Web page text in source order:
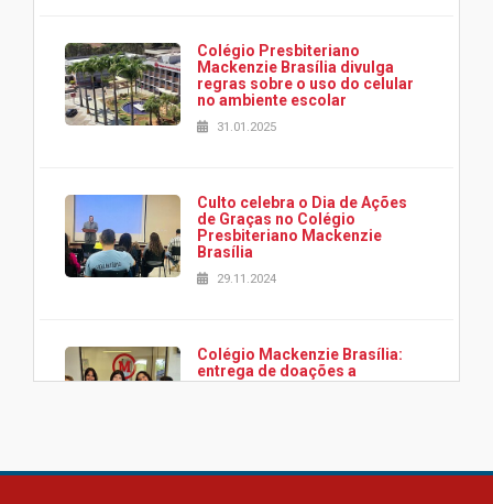
Colégio Presbiteriano
Mackenzie Brasília divulga
regras sobre o uso do celular
no ambiente escolar
31.01.2025
Culto celebra o Dia de Ações
de Graças no Colégio
Presbiteriano Mackenzie
Brasília
29.11.2024
Colégio Mackenzie Brasília:
entrega de doações a
associação Viver da Cidade